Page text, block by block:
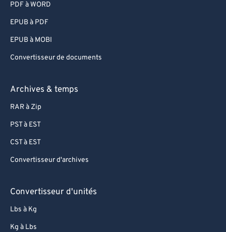
PDF à WORD
EPUB à PDF
EPUB à MOBI
Convertisseur de documents
Archives & temps
RAR à Zip
PST à EST
CST à EST
Convertisseur d'archives
Convertisseur d'unités
Lbs à Kg
Kg à Lbs